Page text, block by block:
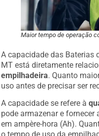
Maior tempo de operação
A capacidade das Baterias
MT está diretamente
empilhadeira . Quanto
uso antes de precisar ser
A capacidade se refere à
pode armazenar e fornecer
em ampère-hora (Ah).
o tempo de uso da